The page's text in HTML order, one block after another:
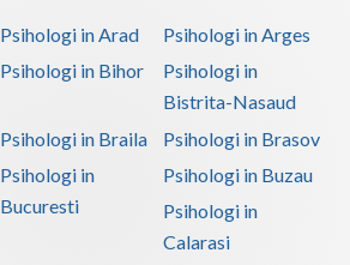
Psihologi in Arad
Psihologi in Arges
Psihologi in Bihor
Psihologi in
Bistrita-Nasaud
Psihologi in Braila
Psihologi in Brasov
Psihologi in
Bucuresti
Psihologi in Buzau
Psihologi in
Calarasi